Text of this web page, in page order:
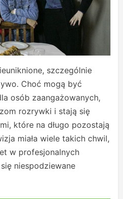
szczególnie
Choć mogą być
osób zaangażowanych,
rozrywki i stają się
które na długo pozostają
miała wiele takich chwil,
w profesjonalnych
niespodziewane